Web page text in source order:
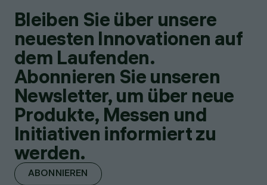
Bleiben Sie über unsere
neuesten Innovationen auf
dem Laufenden.
Abonnieren Sie unseren
Newsletter, um über neue
Produkte, Messen und
Initiativen informiert zu
werden.
ABONNIEREN